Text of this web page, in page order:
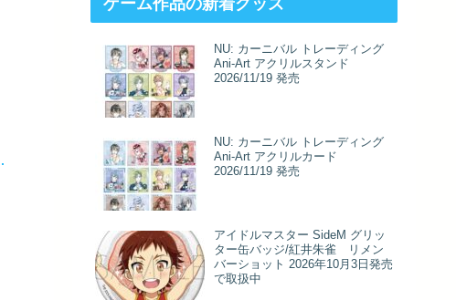
NU: カーニバル トレーディング
Ani-Art アクリルスタンド
2026/11/19 発売
NU: カーニバル トレーディング
Ani-Art アクリルカード
2026/11/19 発売
アイドルマスター SideM グリッ
ター缶バッジ/紅井朱雀 リメン
バーショット 2026年10月3日発売
で取扱中